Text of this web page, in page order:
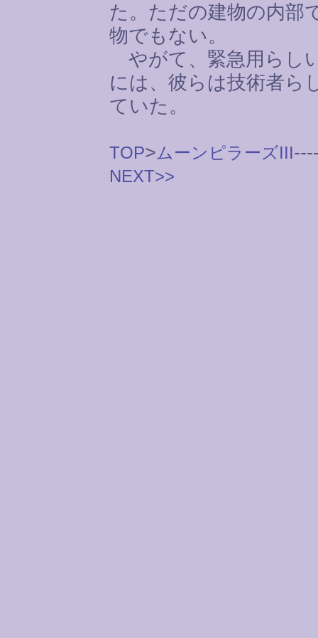
た。ただの建物の内部
物でもない。
やがて、緊急用らし
には、彼らは技術者ら
ていた。
TOP>ムーンピラーズIII
NEXT>>